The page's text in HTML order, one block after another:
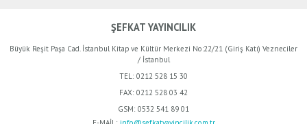
ŞEFKAT YAYINCILIK
Büyük Reşit Paşa Cad. İstanbul Kitap ve Kültür Merkezi No:22/21 (Giriş Katı) Vezneciler
/ İstanbul
TEL: 0212 528 15 30
FAX: 0212 528 03 42
GSM: 0532 541 89 01